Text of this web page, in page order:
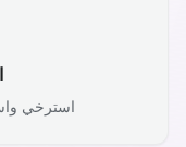
استرخي